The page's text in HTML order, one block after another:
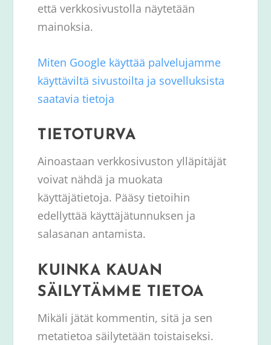
että verkkosivustolla näytetään
mainoksia.
Miten Google käyttää palvelujamme
käyttäviltä sivustoilta ja sovelluksista
saatavia tietoja
TIETOTURVA
Ainoastaan verkkosivuston ylläpitäjät
voivat nähdä ja muokata
käyttäjätietoja. Pääsy tietoihin
edellyttää käyttäjätunnuksen ja
salasanan antamista.
KUINKA KAUAN
SÄILYTÄMME TIETOA
Mikäli jätät kommentin, sitä ja sen
metatietoa säilytetään toistaiseksi.